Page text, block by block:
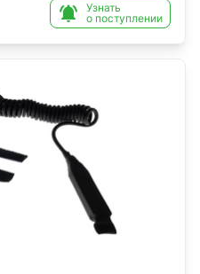

Узнать
о поступлении